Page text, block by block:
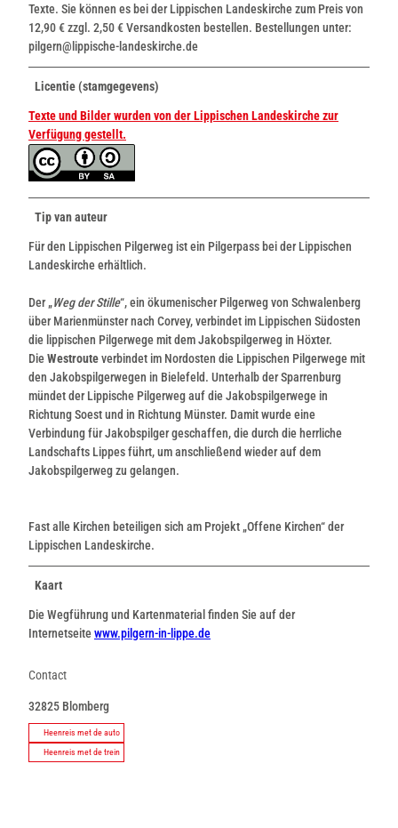
Texte. Sie können es bei der Lippischen Landeskirche zum Preis von
12,90 € zzgl. 2,50 € Versandkosten bestellen. Bestellungen unter:
pilgern@lippische-landeskirche.de
Licentie (stamgegevens)
Texte und Bilder wurden von der Lippischen Landeskirche zur
Verfügung gestellt.
Tip van auteur
Für den Lippischen Pilgerweg ist ein Pilgerpass bei der Lippischen
Landeskirche erhältlich.
Der „Weg der Stille“, ein ökumenischer Pilgerweg von Schwalenberg
über Marienmünster nach Corvey, verbindet im Lippischen Südosten
die lippischen Pilgerwege mit dem Jakobspilgerweg in Höxter.
DieWestrouteverbindet im Nordosten die Lippischen Pilgerwege mit
den Jakobspilgerwegen in Bielefeld. Unterhalb der Sparrenburg
mündet der Lippische Pilgerweg auf die Jakobspilgerwege in
Richtung Soest und in Richtung Münster. Damit wurde eine
Verbindung für Jakobspilger geschaffen, die durch die herrliche
Landschafts Lippes führt, um anschließend wieder auf dem
Jakobspilgerweg zu gelangen.
Fast alle Kirchen beteiligen sich am Projekt „Offene Kirchen“ der
Lippischen Landeskirche.
Kaart
Die Wegführung und Kartenmaterial finden Sie auf der
Internetseitewww.pilgern-in-lippe.de
Contact
32825 Blomberg
Heenreis met de auto
Heenreis met de trein